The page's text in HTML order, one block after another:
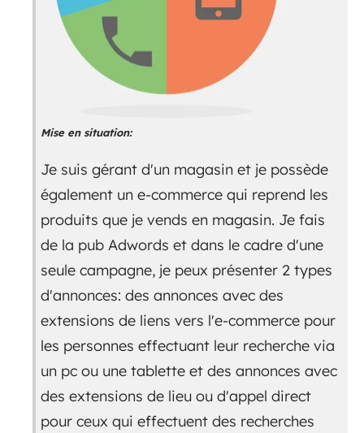
Mise en situation:
Je suis gérant d'un magasin et je possède
également un e-commerce qui reprend les
produits que je vends en magasin. Je fais
de la pub Adwords et dans le cadre d'une
seule campagne, je peux présenter 2 types
d'annonces: des annonces avec des
extensions de liens vers l'e-commerce pour
les personnes effectuant leur recherche via
un pc ou une tablette et des annonces avec
des extensions de lieu ou d'appel direct
pour ceux qui effectuent des recherches